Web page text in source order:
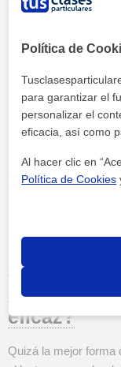
contiene dos o más
moléculas o comp...
¿Cómo
problemas
eficaz?
Quizá la mejor forma
Política de
para garantizar el
personalizar el
eficacia, así como
Al hacer clic en
Política de Cookies